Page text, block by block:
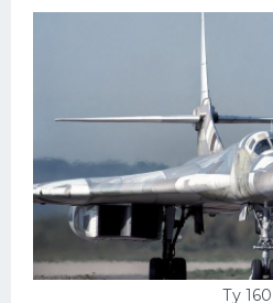
Ту 160